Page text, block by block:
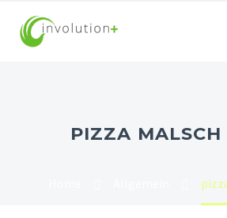
PIZZA MALSCH